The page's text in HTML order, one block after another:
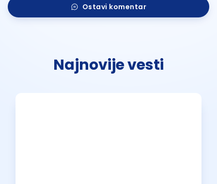
Ostavi komentar
Najnovije vesti